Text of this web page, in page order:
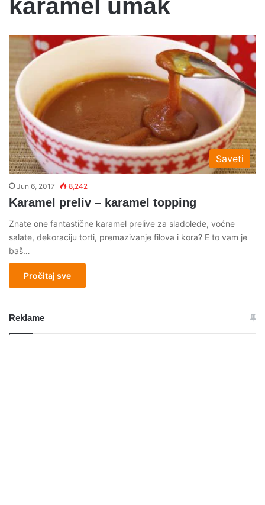
karamel umak
Saveti
Jun 6, 2017 8,242
Karamel preliv – karamel topping
Znate one fantastične karamel prelive za sladolede, voćne
salate, dekoraciju torti, premazivanje filova i kora? E to vam je
baš…
Pročitaj sve
Reklame